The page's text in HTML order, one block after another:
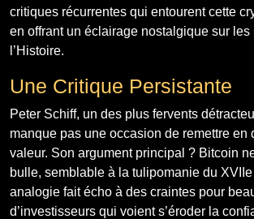
critiques récurrentes qui entourent cette
en offrant un éclairage nostalgique sur
l’Histoire.
Une Critique Persistante
Peter Schiff, un des plus fervents
manque pas une occasion de remettre en
valeur. Son argument principal ? Bitcoin
bulle, semblable à la tulipomanie du
analogie fait écho à des craintes pour
d’investisseurs qui voient s’éroder la